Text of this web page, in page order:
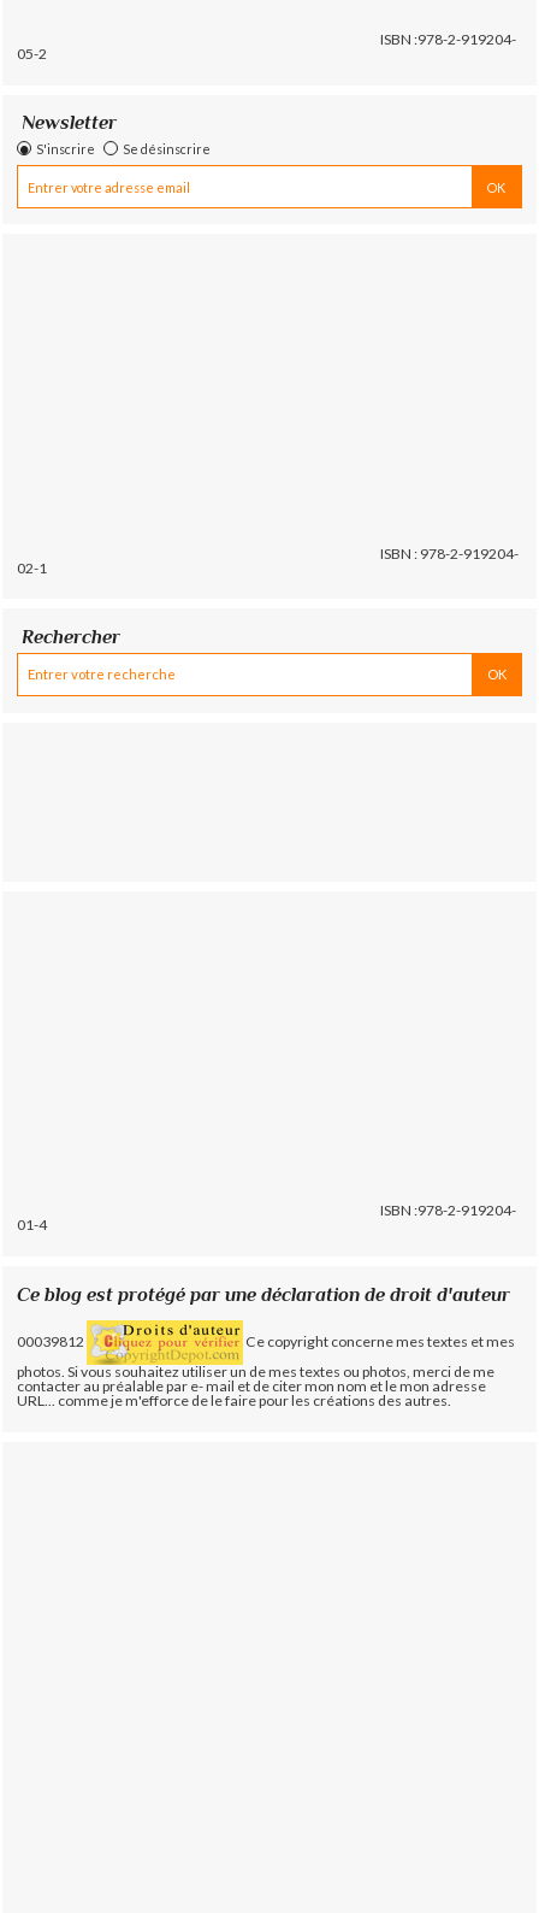
ISBN :978-2-919204-
05-2
Newsletter
S'inscrire Se désinscrire
ISBN : 978-2-919204-
02-1
Rechercher
ISBN :978-2-919204-
01-4
Ce blog est protégé par une déclaration de droit d'auteur
00039812
Ce copyright concerne mes textes et mes
photos. Si vous souhaitez utiliser un de mes textes ou photos, merci de me
contacter au préalable par e- mail et de citer mon nom et le mon adresse
URL... comme je m'efforce de le faire pour les créations des autres.